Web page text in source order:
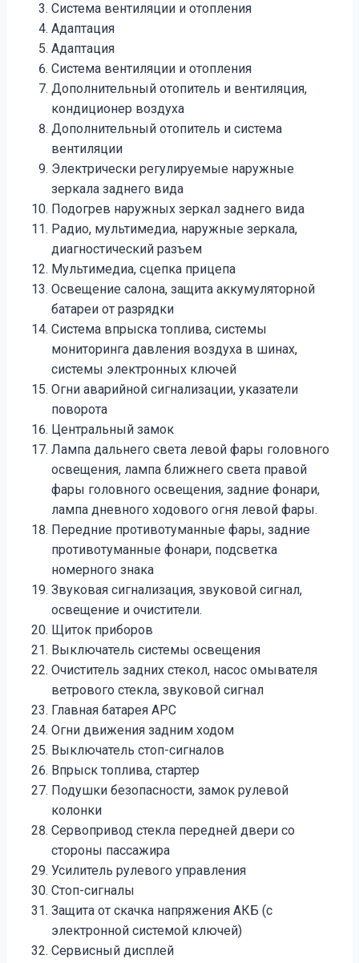
Система вентиляции и отопления
Адаптация
Адаптация
Система вентиляции и отопления
Дополнительный отопитель и вентиляция,
кондиционер воздуха
Дополнительный отопитель и система
вентиляции
Электрически регулируемые наружные
зеркала заднего вида
Подогрев наружных зеркал заднего вида
Радио, мультимедиа, наружные зеркала,
диагностический разъем
Мультимедиа, сцепка прицепа
Освещение салона, защита аккумуляторной
батареи от разрядки
Система впрыска топлива, системы
мониторинга давления воздуха в шинах,
системы электронных ключей
Огни аварийной сигнализации, указатели
поворота
Центральный замок
Лампа дальнего света левой фары головного
освещения, лампа ближнего света правой
фары головного освещения, задние фонари,
лампа дневного ходового огня левой фары.
Передние противотуманные фары, задние
противотуманные фонари, подсветка
номерного знака
Звуковая сигнализация, звуковой сигнал,
освещение и очистители.
Щиток приборов
Выключатель системы освещения
Очиститель задних стекол, насос омывателя
ветрового стекла, звуковой сигнал
Главная батарея АРС
Огни движения задним ходом
Выключатель стоп-сигналов
Впрыск топлива, стартер
Подушки безопасности, замок рулевой
колонки
Сервопривод стекла передней двери со
стороны пассажира
Усилитель рулевого управления
Стоп-сигналы
Защита от скачка напряжения АКБ (с
электронной системой ключей)
Сервисный дисплей